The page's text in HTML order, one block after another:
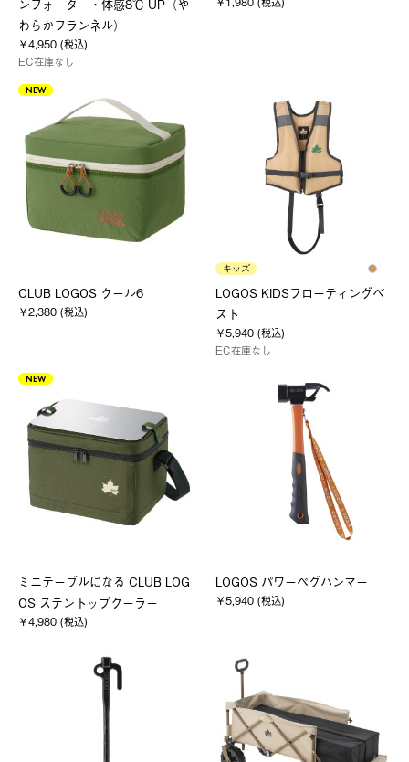
ンフォーター・体感8℃ UP（や
わらかフランネル）
￥4,950 (税込)
EC在庫なし
NEW
CLUB LOGOS クール6
￥2,380 (税込)
キッズ
LOGOS KIDSフローティングベ
スト
￥5,940 (税込)
EC在庫なし
NEW
ミニテーブルになる CLUB LOG
OS ステントップクーラー
￥4,980 (税込)
LOGOS パワーペグハンマー
￥5,940 (税込)